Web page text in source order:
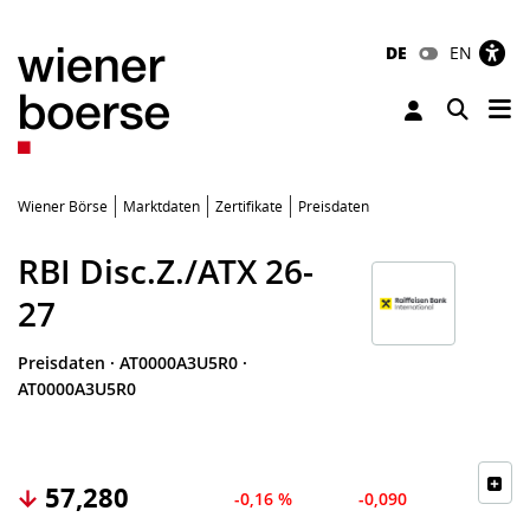
DE EN
Toggle
Wiener Börse Marktdaten Zertifikate Preisdaten
RBI Disc.Z./ATX 26-
27
Preisdaten · AT0000A3U5R0 ·
AT0000A3U5R0
57,280 -0,16 % -0,090